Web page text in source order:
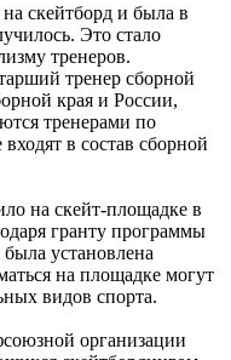
скейтборд и была в
Это стало
тренеров.
тренер сборной
края и России,
тренерами по
в состав сборной
на скейт-площадке в
гранту программы
установлена
на площадке могут
видов спорта.
организации